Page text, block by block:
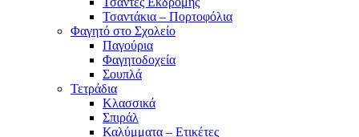
Τσαντάκια – Πορτοφόλια
Φαγητό στο Σχολείο
Παγούρια
Φαγητοδοχεία
Σουπλά
Τετράδια
Κλασσικά
Σπιράλ
Καλύμματα – Ετικέτες